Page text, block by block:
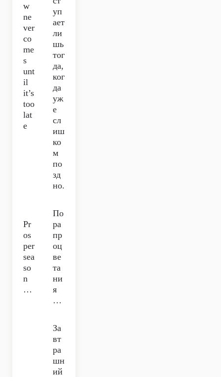
w
ne
ver
co
me
s
unt
il
it’s
too
lat
e
уп
ает
ли
шь
тог
да,
ког
да
уж
е
сл
иш
ко
м
по
зд
но.
Pr
os
per
sea
so
n
…
По
ра
пр
оц
ве
та
ни
я
…
За
вт
ра
шн
ий